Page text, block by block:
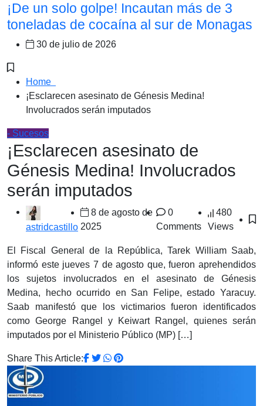
¡De un solo golpe! Incautan más de 3
toneladas de cocaína al sur de Monagas
30 de julio de 2026
Home
¡Esclarecen asesinato de Génesis Medina!
Involucrados serán imputados
- Sucesos
¡Esclarecen asesinato de
Génesis Medina! Involucrados
serán imputados
astridcastillo
8 de agosto de
2025
0
Comments
480
Views
El Fiscal General de la República, Tarek William Saab,
informó este jueves 7 de agosto que, fueron aprehendidos
los sujetos involucrados en el asesinato de Génesis
Medina, hecho ocurrido en San Felipe, estado Yaracuy.
Saab manifestó que los victimarios fueron identificados
como George Rangel y Keiwart Rangel, quienes serán
imputados por el Ministerio Público (MP) […]
Share This Article: